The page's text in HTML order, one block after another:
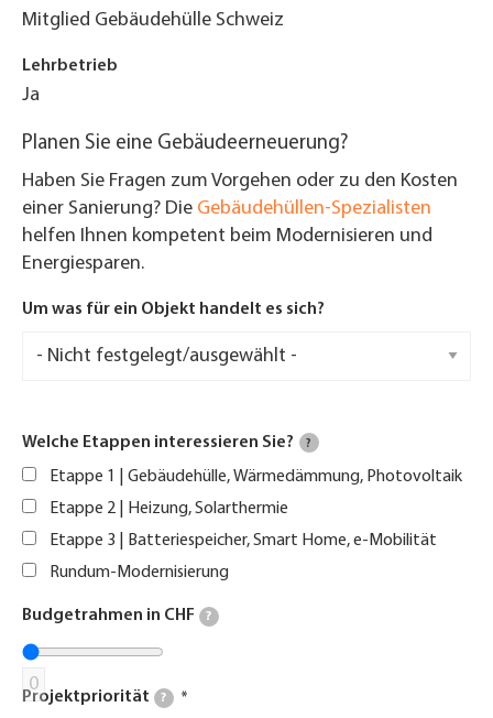
Mitglied Gebäudehülle Schweiz
Lehrbetrieb
Ja
Planen Sie eine Gebäudeerneuerung?
Haben Sie Fragen zum Vorgehen oder zu den Kosten
einer Sanierung? Die Gebäudehüllen-Spezialisten
helfen Ihnen kompetent beim Modernisieren und
Energiesparen.
Um was für ein Objekt handelt es sich?
Welche Etappen interessieren Sie? ?
Etappe 1 | Gebäudehülle, Wärmedämmung, Photovoltaik
Etappe 2 | Heizung, Solarthermie
Etappe 3 | Batteriespeicher, Smart Home, e-Mobilität
Rundum-Modernisierung
Budgetrahmen in CHF ?
0
Projektpriorität ?